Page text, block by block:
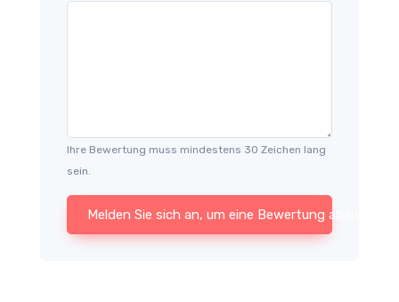
Ihre Bewertung muss mindestens 30 Zeichen lang
sein.
Melden Sie sich an, um eine Bewertung abzugeben